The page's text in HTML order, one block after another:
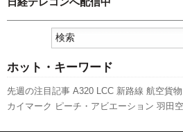
ホット・キーワード
先週の注目記事 A320 LCC 新路線 航空貨物
カイマーク ピーチ・アビエーション 羽田